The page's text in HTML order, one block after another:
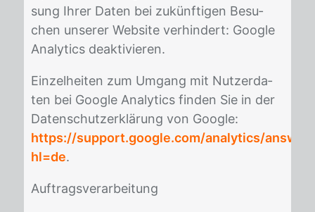
sung Ih­rer Da­ten bei zu­künf­ti­gen Be­su­
chen un­se­rer Web­site ver­hin­dert: Goog­le
Ana­ly­tics de­ak­ti­vie­ren.
Ein­zel­hei­ten zum Um­gang mit Nut­zer­da­
ten bei Goog­le Ana­ly­tics fin­den Sie in der
Da­ten­schutz­er­klä­rung von Goog­le:
https://support.google.com/analytics/
hl=de.
Auf­trags­ver­ar­bei­tung